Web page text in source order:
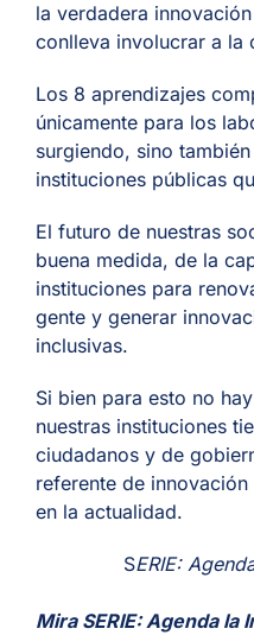
la verdadera
conlleva involucrar a la
Los 8 aprendizajes
únicamente para los
surgiendo, sino
instituciones públicas
El futuro de nuestras
buena medida, de la
instituciones para
gente y generar
inclusivas.
Si bien para esto no
nuestras instituciones
ciudadanos y de
referente de
en la actualidad.
SERIE:
Mira SERIE: Agenda la